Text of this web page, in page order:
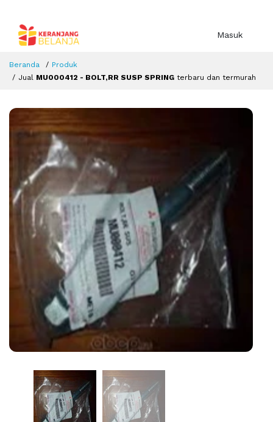
Masuk
Beranda
Produk
Jual MU000412 - BOLT,RR SUSP SPRING terbaru dan termurah